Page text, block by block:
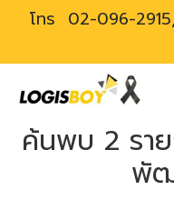
โทร 02-096-
ค้นพบ 2 รา
พัฒ